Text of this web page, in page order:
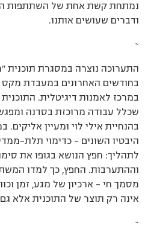
נמתחת קשת אחת של השתתפות
ודברים שעושים אותנו.
~
התערוכה נוצרה במסגרת תוכנית
בחודשים האחרונים במעבדת מקס
במרכז לאמנות דיגיטלית.
שכלל עבודה מרוכזת בסדנה
בהנחיית אילי לוי ומעיין
היבטיו השונים – כדימוי תלת-
לתהליך: חפץ הנושא בגופו את
וההתערבות. החפץ, כך למדו
מסמך חי – ארכיון של מגע, זמן
אינה רק תוצר של התוכנית אלא
~